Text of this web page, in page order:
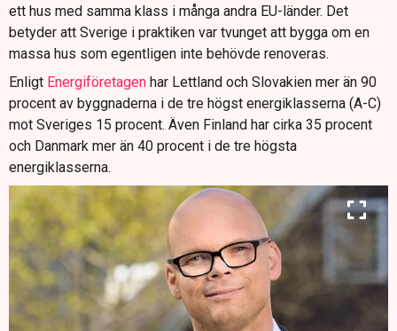
ett hus med samma klass i många andra EU-länder. Det
betyder att Sverige i praktiken var tvunget att bygga om en
massa hus som egentligen inte behövde renoveras.
Enligt Energiföretagen har Lettland och Slovakien mer än 90
procent av byggnaderna i de tre högst energiklasserna (A-C)
mot Sveriges 15 procent. Även Finland har cirka 35 procent
och Danmark mer än 40 procent i de tre högsta
energiklasserna.